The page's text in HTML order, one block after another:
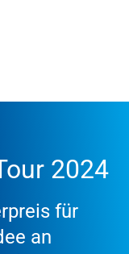
2024
für
an